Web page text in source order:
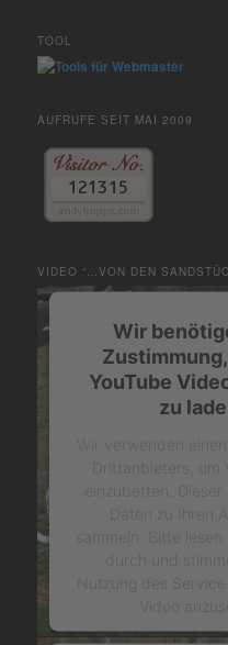
TOOL
AUFRUFE SEIT MAI 2009
VIDEO “…VON DEN
Wir
YouTube
zu